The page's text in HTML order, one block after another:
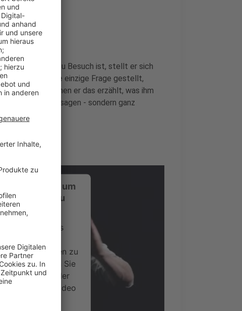
bei uns zu Besuch ist, stellt er sich
Dabei wird keine einzige Frage gestellt,
zu denen er das erzählt, was ihm
Promotionaussagen - sondern ganz
Zustimmung, um
Service zu
Service eines
Videoinhalte
kann Daten zu
Bitte lesen Sie
stimmen Sie der
um dieses Video